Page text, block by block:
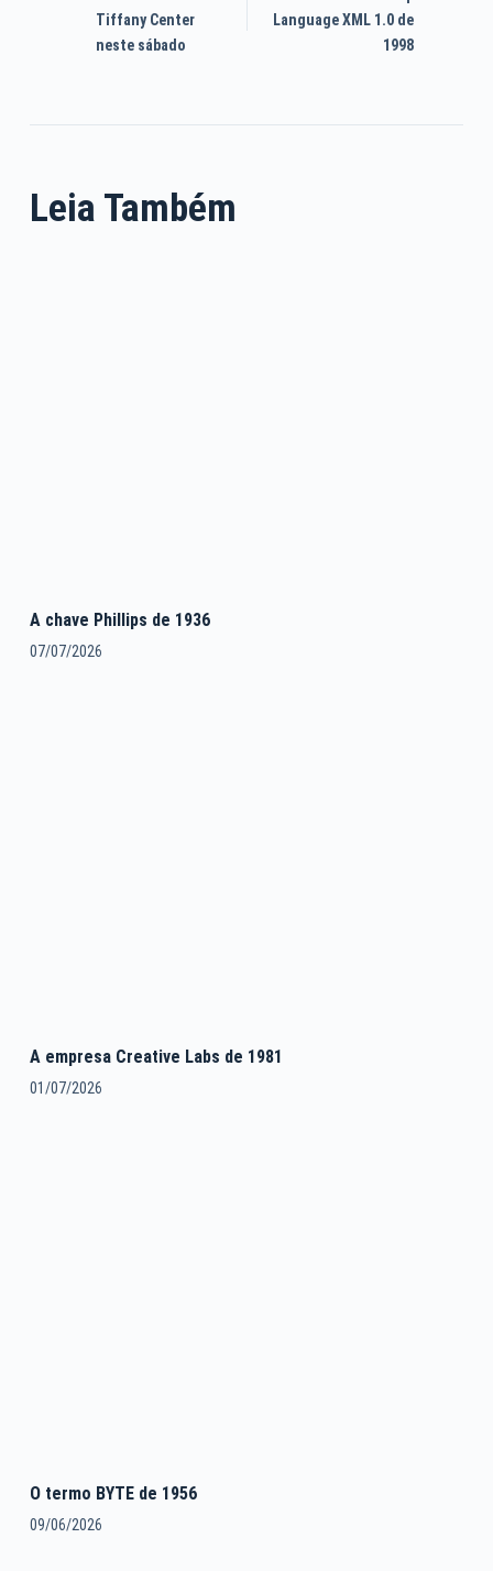
Tiffany Center
neste sábado
Language XML 1.0 de
1998
Leia Também
A chave Phillips de 1936
07/07/2026
A empresa Creative Labs de 1981
01/07/2026
O termo BYTE de 1956
09/06/2026